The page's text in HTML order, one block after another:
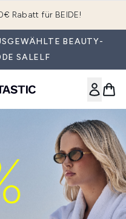
Rabatt für BEIDE!
BEAUTY-
SALELF